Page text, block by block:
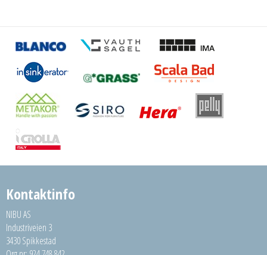
Kontaktinfo
NIBU AS
Industriveien 3
3430 Spikkestad